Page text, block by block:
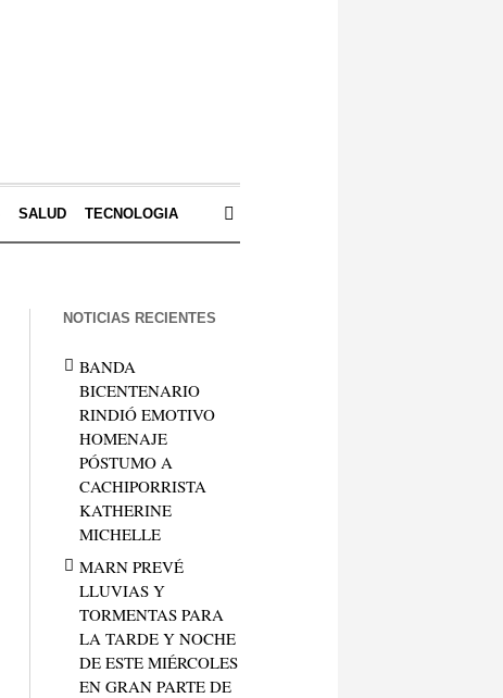
SALUD TECNOLOGIA
NOTICIAS RECIENTES
BANDA
BICENTENARIO
RINDIÓ EMOTIVO
HOMENAJE
PÓSTUMO A
CACHIPORRISTA
KATHERINE
MICHELLE
MARN PREVÉ
LLUVIAS Y
TORMENTAS PARA
LA TARDE Y NOCHE
DE ESTE MIÉRCOLES
EN GRAN PARTE DE